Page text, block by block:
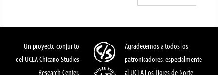
Un proyecto conjunto
del UCLA Chicano Studies
Research Center,
Agradecemos a todos los
patronicadores, especialmente
al UCLA Los Tigres de Norte